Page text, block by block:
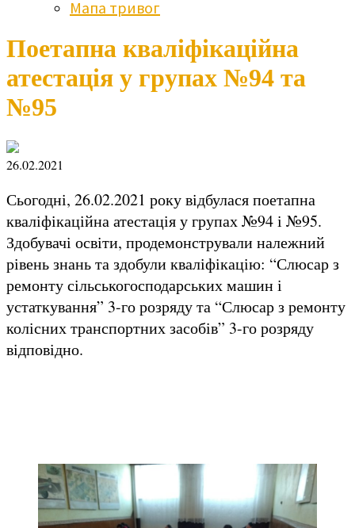
Мапа тривог
Поетапна кваліфікаційна
атестація у групах №94 та
№95
26.02.2021
Сьогодні, 26.02.2021 року відбулася поетапна
кваліфікаційна атестація у групах №94 і №95.
Здобувачі освіти, продемонстрували належний
рівень знань та здобули кваліфікацію: “Слюсар з
ремонту сільськогосподарських машин і
устаткування” 3-го розряду та “Слюсар з ремонту
колісних транспортних засобів” 3-го розряду
відповідно.